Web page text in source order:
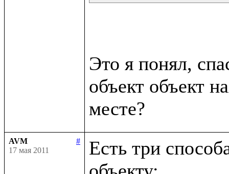
Это я понял,
объект объект
AVM
#
17 мая 2011
Есть три